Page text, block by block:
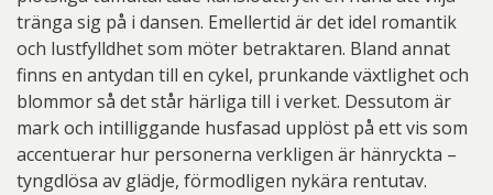
tränga sig på i dansen. Emellertid är det idel romantik
och lustfylldhet som möter betraktaren. Bland annat
finns en antydan till en cykel, prunkande växtlighet och
blommor så det står härliga till i verket. Dessutom är
mark och intilliggande husfasad upplöst på ett vis som
accentuerar hur personerna verkligen är hänryckta –
tyngdlösa av glädje, förmodligen nykära rentutav.